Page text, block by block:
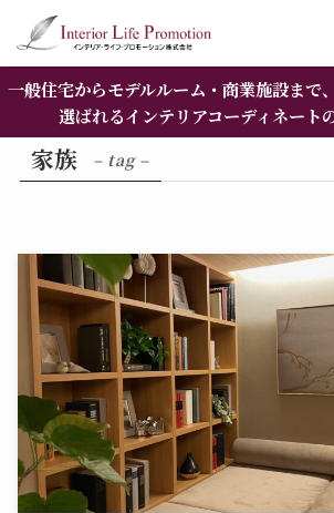
一般住宅からモデルルーム・商業施設まで
選ばれるインテリアコーディネート
家族 – tag –